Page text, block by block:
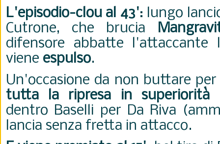
L'episodio-clou al 43': lungo
Cutrone, che brucia
difensore abbatte
viene espulso.
Un'occasione da non buttare
tutta la ripresa in superiorità
dentro Baselli per Da Riva
lancia senza fretta in attacco.